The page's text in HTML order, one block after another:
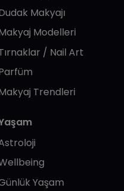
Makyajı
Modelleri
/ Nail Art
Trendleri
Yaşam